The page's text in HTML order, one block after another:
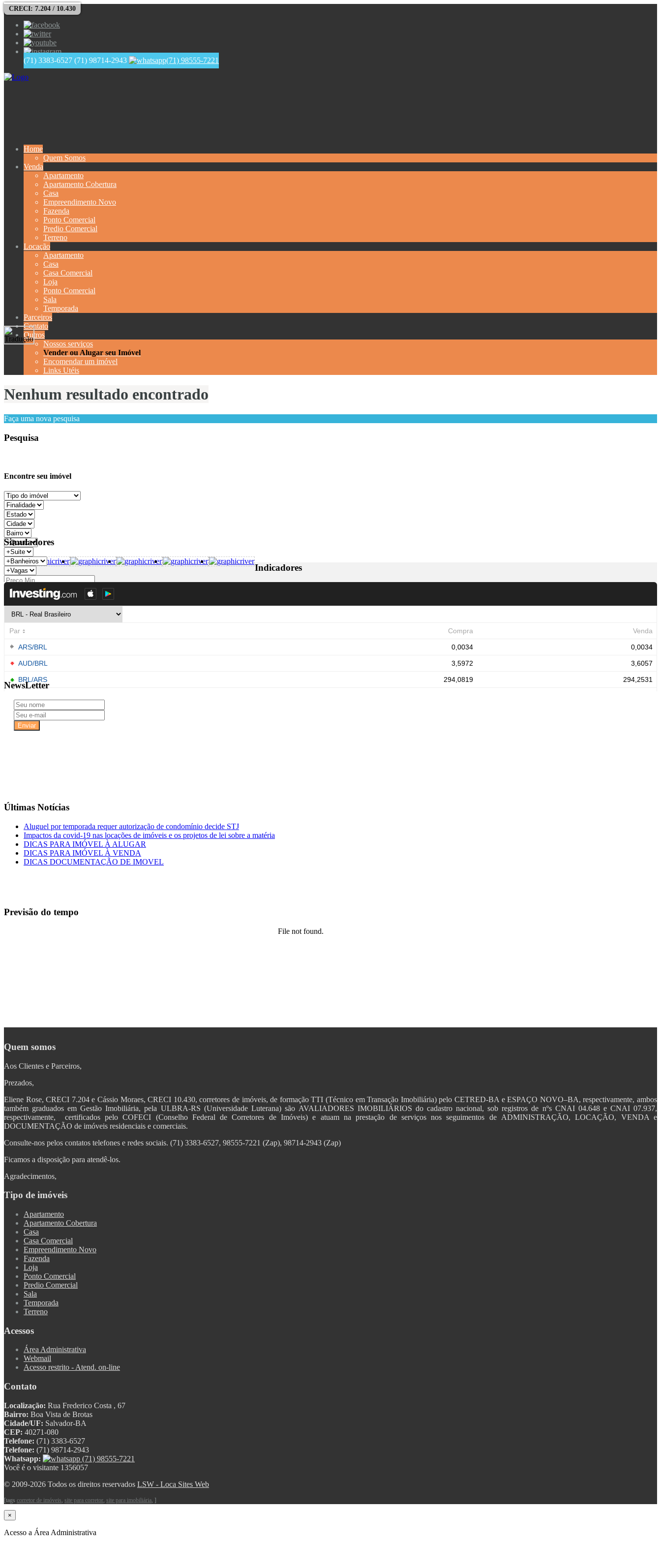
CRECI: 7.204 / 10.430
(71) 3383-6527 (71) 98714-2943 (71) 98555-7221
Home
Quem Somos
Venda
Apartamento
Apartamento Cobertura
Casa
Empreendimento Novo
Fazenda
Ponto Comercial
Predio Comercial
Terreno
Locação
Apartamento
Casa
Casa Comercial
Loja
Ponto Comercial
Sala
Temporada
Parceiros
Contato
Outros
Nossos serviços
Vender ou Alugar seu Imóvel
Encomendar um imóvel
Links Utéis
Nenhum resultado encontrado
Faça uma nova pesquisa
Pesquisa
Encontre seu imóvel
Simuladores
Indicadores
NewsLetter
Últimas Notícias
Aluguel por temporada requer autorização de condomínio decide STJ
Impactos da covid-19 nas locações de imóveis e os projetos de lei sobre a matéria
DICAS PARA IMÓVEL À ALUGAR
DICAS PARA IMÓVEL À VENDA
DICAS DOCUMENTAÇÃO DE IMOVEL
Previsão do tempo
Quem somos
Aos Clientes e Parceiros,
Prezados,
Eliene Rose, CRECI 7.204 e Cássio Moraes, CRECI 10.430, corretores de imóveis, de formação TTI (Técnico em Transação Imobiliária) pelo CETRED-BA e ESPAÇO NOVO–BA, respectivamente, ambos
também graduados em Gestão Imobiliária, pela ULBRA-RS (Universidade Luterana) são AVALIADORES IMOBILIÁRIOS do cadastro nacional, sob registros de nºs CNAI 04.648 e CNAI 07.937,
respectivamente, certificados pelo COFECI (Conselho Federal de Corretores de Imóveis) e atuam na prestação de serviços nos seguimentos de ADMINISTRAÇÃO, LOCAÇÃO, VENDA e
DOCUMENTAÇÃO de imóveis residenciais e comerciais.
Consulte-nos pelos contatos telefones e redes sociais. (71) 3383-6527, 98555-7221 (Zap), 98714-2943 (Zap)
Ficamos a disposição para atendê-los.
Agradecimentos,
Tipo de imóveis
Apartamento
Apartamento Cobertura
Casa
Casa Comercial
Empreendimento Novo
Fazenda
Loja
Ponto Comercial
Predio Comercial
Sala
Temporada
Terreno
Acessos
Área Administrativa
Webmail
Acesso restrito - Atend. on-line
Contato
Localização: Rua Frederico Costa , 67
Bairro: Boa Vista de Brotas
Cidade/UF: Salvador-BA
CEP: 40271-080
Telefone: (71) 3383-6527
Telefone: (71) 98714-2943
Whatsapp:
(71) 98555-7221
Você é o visitante 1356057
© 2009-2026 Todos os direitos reservados LSW - Loca Sites Web
[tags corretor de imóveis, site para corretor, site para imobiliária, ]
×
Acesso a Área Administrativa